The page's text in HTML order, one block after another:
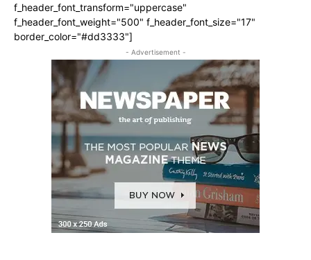
f_header_font_transform="uppercase"
f_header_font_weight="500" f_header_font_size="17"
border_color="#dd3333"]
- Advertisement -